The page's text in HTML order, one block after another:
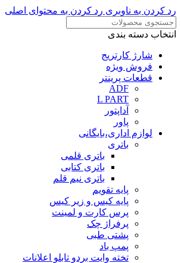
رد کردن به ناوبری رد کردن به محتوای اصلی
انتخاب دسته بندی
شارژ کارتریج
فروش ویژه
قطعات پرینتر
ADF
L PART
آداپتور
پاور
لوازم اداری،بایگانی
باتری
باتری قلمی
باتری کتابی
باتری نیم قلم
پایه تقویم
پایه کیس و زیر کیس
پرس کارت و لمینت
پرفراژ چک
پشتی طبی
پمپ باد
تخته وایت بردو تابلو اعلانات